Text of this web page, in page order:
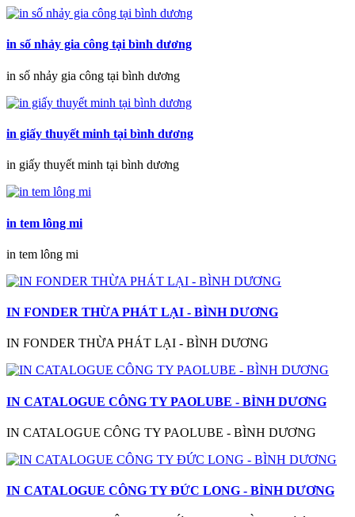
in số nhảy gia công tại bình dương
in số nhảy gia công tại bình dương
in giấy thuyết minh tại bình dương
in giấy thuyết minh tại bình dương
in tem lông mi
in tem lông mi
IN FONDER THỪA PHÁT LẠI - BÌNH DƯƠNG
IN FONDER THỪA PHÁT LẠI - BÌNH DƯƠNG
IN CATALOGUE CÔNG TY PAOLUBE - BÌNH DƯƠNG
IN CATALOGUE CÔNG TY PAOLUBE - BÌNH DƯƠNG
IN CATALOGUE CÔNG TY ĐỨC LONG - BÌNH DƯƠNG